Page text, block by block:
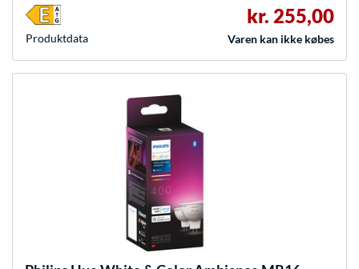
kr. 255,00
Varen kan ikke købes
Produkt­data